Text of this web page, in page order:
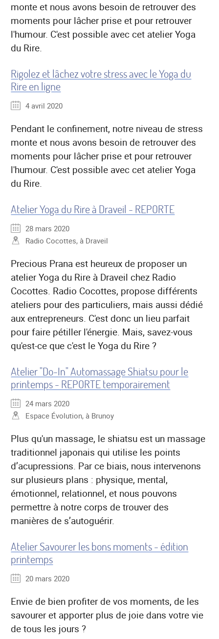
monte et nous avons besoin de retrouver des
moments pour lâcher prise et pour retrouver
l'humour. C'est possible avec cet atelier Yoga
du Rire.
Rigolez et lâchez votre stress avec le Yoga du
Rire en ligne
4 avril 2020
Pendant le confinement, notre niveau de stress
monte et nous avons besoin de retrouver des
moments pour lâcher prise et pour retrouver
l'humour. C'est possible avec cet atelier Yoga
du Rire.
Atelier Yoga du Rire à Draveil - REPORTE
28 mars 2020
Radio Cocottes, à Draveil
Precious Prana est heureux de proposer un
atelier Yoga du Rire à Draveil chez Radio
Cocottes. Radio Cocottes, propose différents
ateliers pour des particuliers, mais aussi dédié
aux entrepreneurs. C'est donc un lieu parfait
pour faire pétiller l'énergie. Mais, savez-vous
qu'est-ce que c'est le Yoga du Rire ?
Atelier "Do-In" Automassage Shiatsu pour le
printemps - REPORTE temporairement
24 mars 2020
Espace Évolution, à Brunoy
Plus qu'un massage, le shiatsu est un massage
traditionnel japonais qui utilise les points
d’acupressions. Par ce biais, nous intervenons
sur plusieurs plans : physique, mental,
émotionnel, relationnel, et nous pouvons
permettre à notre corps de trouver des
manières de s’autoguérir.
Atelier Savourer les bons moments - édition
printemps
20 mars 2020
Envie de bien profiter de vos moments, de les
savourer et apporter plus de joie dans votre vie
de tous les jours ?